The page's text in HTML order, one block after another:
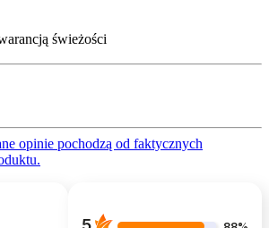
świeżości
opinie pochodzą od faktycznych